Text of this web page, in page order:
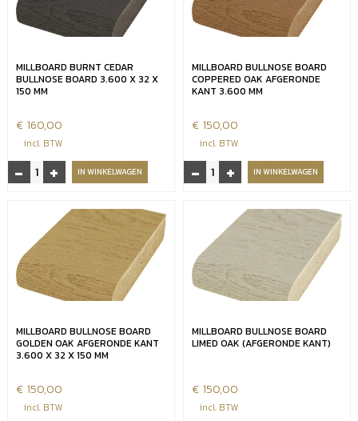
afgeronde
kant
150
MILLBOARD BURNT CEDAR
BULLNOSE BOARD 3.600 X 32 X
150 MM
€ 160,00
incl. BTW
-
Millboard
Burnt
board
3.600
32
mm
aantal
+ IN WINKELWAGEN
MILLBOARD BULLNOSE BOARD
COPPERED OAK AFGERONDE
KANT 3.600 MM
€ 150,00
incl. BTW
-
Millboard
bullnose
Coppered
afgeronde
kant
3.600
+ IN WINKELWAGEN
MILLBOARD BULLNOSE BOARD
GOLDEN OAK AFGERONDE KANT
3.600 X 32 X 150 MM
€ 150,00
incl. BTW
MILLBOARD BULLNOSE BOARD
LIMED OAK (AFGERONDE KANT)
€ 150,00
incl. BTW